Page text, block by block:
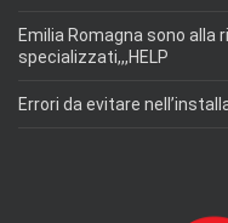
Emilia Romagna sono alla
specializzati,,,HELP
Errori da evitare